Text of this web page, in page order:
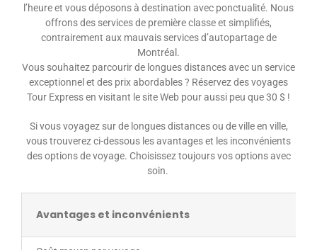
l’heure et vous déposons à destination avec ponctualité. Nous
offrons des services de première classe et simplifiés,
contrairement aux mauvais services d’autopartage de
Montréal.
Vous souhaitez parcourir de longues distances avec un service
exceptionnel et des prix abordables ? Réservez des voyages
Tour Express en visitant le site Web pour aussi peu que 30 $ !
Si vous voyagez sur de longues distances ou de ville en ville,
vous trouverez ci-dessous les avantages et les inconvénients
des options de voyage. Choisissez toujours vos options avec
soin.
Avantages et inconvénients